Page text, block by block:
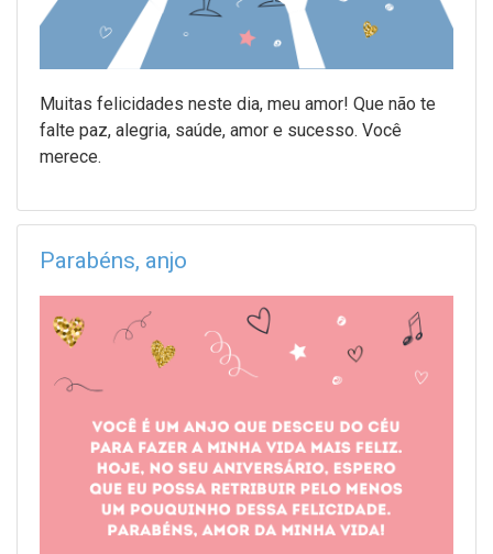
Muitas felicidades neste dia, meu amor! Que não te
falte paz, alegria, saúde, amor e sucesso. Você
merece.
Parabéns, anjo